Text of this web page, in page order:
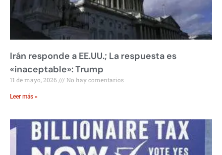
Irán responde a EE.UU.; La respuesta es
«inaceptable»: Trump
11 de mayo, 2026 No hay comentarios
Leer más »